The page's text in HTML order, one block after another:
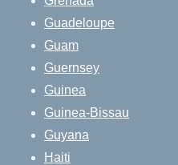
Guadeloupe
Guam
Guernsey
Guinea
Guinea-Bissau
Guyana
Haiti